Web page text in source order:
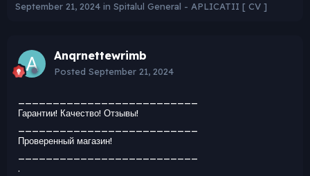
September 21, 2024 in Spitalul General - APLICATII [ CV ]
Anqrnettewrimb
Posted September 21, 2024
Гарантии! Качество! Отзывы!
Проверенный магазин!
.